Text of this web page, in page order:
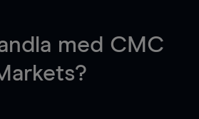
med CMC